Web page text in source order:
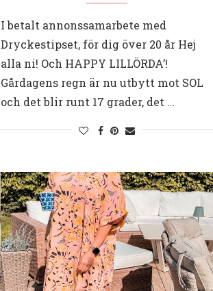
I betalt annonssamarbete med
Dryckestipset, för dig över 20 år Hej
alla ni! Och HAPPY LILLÖRDA’!
Gårdagens regn är nu utbytt mot SOL
och det blir runt 17 grader, det …